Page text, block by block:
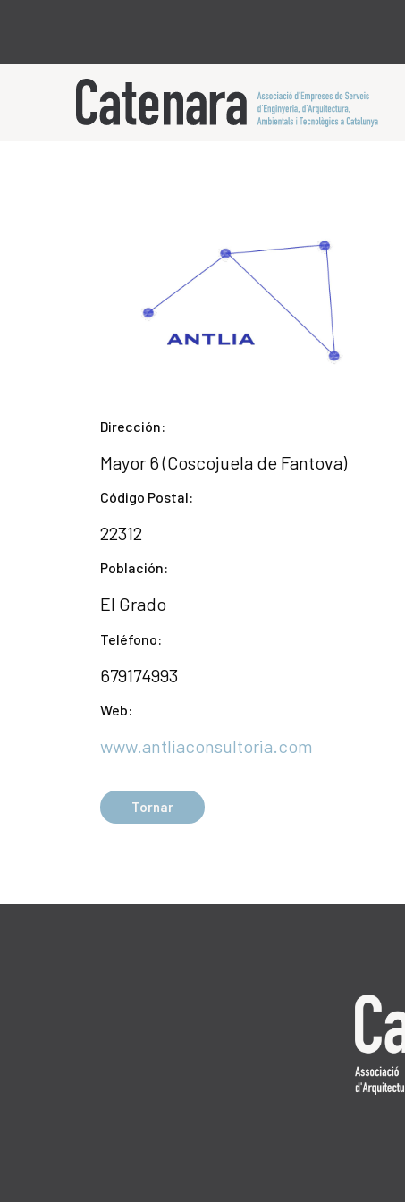
Dirección:
Mayor 6 (Coscojuela de Fantova)
Código Postal:
22312
Población:
El Grado
Teléfono:
679174993
Web:
www.antliaconsultoria.com
Tornar